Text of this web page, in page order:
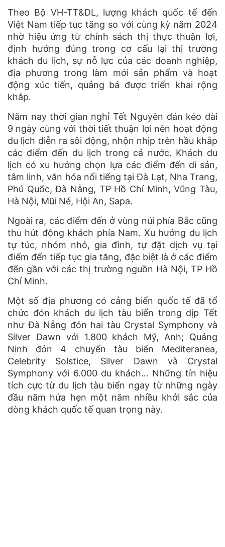
Theo Bộ VH-TT&DL, lượng khách quốc tế đến
Việt Nam tiếp tục tăng so với cùng kỳ năm 2024
nhờ hiệu ứng từ chính sách thị thực thuận lợi,
định hướng đúng trong cơ cấu lại thị trường
khách du lịch, sự nỗ lực của các doanh nghiệp,
địa phương trong làm mới sản phẩm và hoạt
động xúc tiến, quảng bá được triển khai rộng
khắp.
Năm nay thời gian nghỉ Tết Nguyên đán kéo dài
9 ngày cùng với thời tiết thuận lợi nên hoạt động
du lịch diễn ra sôi động, nhộn nhịp trên hầu khắp
các điểm đến du lịch trong cả nước. Khách du
lịch có xu hướng chọn lựa các điểm đến di sản,
tâm linh, văn hóa nổi tiếng tại Đà Lạt, Nha Trang,
Phú Quốc, Đà Nẵng, TP Hồ Chí Minh, Vũng Tàu,
Hà Nội, Mũi Né, Hội An, Sapa.
Ngoài ra, các điểm đến ở vùng núi phía Bắc cũng
thu hút đông khách phía Nam. Xu hướng du lịch
tự túc, nhóm nhỏ, gia đình, tự đặt dịch vụ tại
điểm đến tiếp tục gia tăng, đặc biệt là ở các điểm
đến gần với các thị trường nguồn Hà Nội, TP Hồ
Chí Minh.
Một số địa phương có cảng biển quốc tế đã tổ
chức đón khách du lịch tàu biển trong dịp Tết
như Đà Nẵng đón hai tàu Crystal Symphony và
Silver Dawn với 1.800 khách Mỹ, Anh; Quảng
Ninh đón 4 chuyến tàu biển Mediteranea,
Celebrity Solstice, Silver Dawn và Crystal
Symphony với 6.000 du khách… Những tín hiệu
tích cực từ du lịch tàu biển ngay từ những ngày
đầu năm hứa hẹn một năm nhiều khởi sắc của
dòng khách quốc tế quan trọng này.